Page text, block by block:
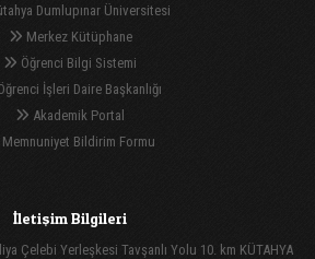
Dumlupınar Üniversitesi
Merkez Kütüphane
Öğrenci Bilgi Sistemi
İşleri Daire Başkanlığı
Akademik Portal
Memnuniyet Bildirim Formu
İletişim Bilgileri
Çelebi Yerleşkesi Tavşanlı Yolu 10. km KÜTAHYA